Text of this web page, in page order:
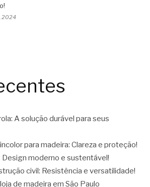
2024
A solução durável para seus
para madeira: Clareza e proteção!
Design moderno e sustentável!
civil: Resistência e versatilidade!
de madeira em São Paulo